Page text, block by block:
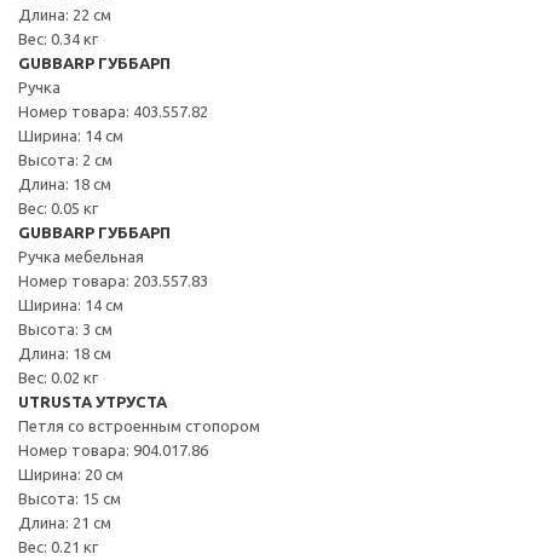
Длина: 22 см
Вес: 0.34 кг
GUBBARP ГУББАРП
Ручка
Номер товара: 403.557.82
Ширина: 14 см
Высота: 2 см
Длина: 18 см
Вес: 0.05 кг
GUBBARP ГУББАРП
Ручка мебельная
Номер товара: 203.557.83
Ширина: 14 см
Высота: 3 см
Длина: 18 см
Вес: 0.02 кг
UTRUSTA УТРУСТА
Петля со встроенным стопором
Номер товара: 904.017.86
Ширина: 20 см
Высота: 15 см
Длина: 21 см
Вес: 0.21 кг